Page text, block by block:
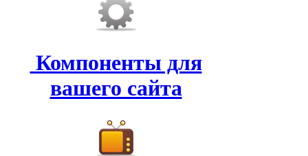
Компоненты для
вашего сайта